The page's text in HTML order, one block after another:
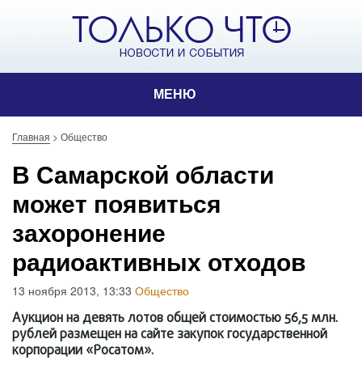
МЕНЮ
Главная > Общество
В Самарской области
может появиться
захоронение
радиоактивных отходов
13 ноября 2013, 13:33 Общество
Аукцион на девять лотов общей стоимостью 56,5 млн.
рублей размещен на сайте закупок государственной
корпорации «Росатом».